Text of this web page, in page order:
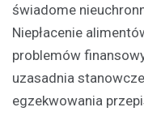
świadome
Niepłacenie
problemów
uzasadnia
egzekwowania